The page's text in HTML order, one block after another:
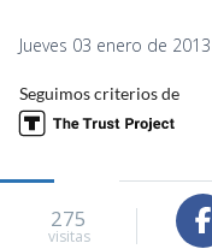
Jueves 03 enero de
Seguimos criterios de
275
visitas